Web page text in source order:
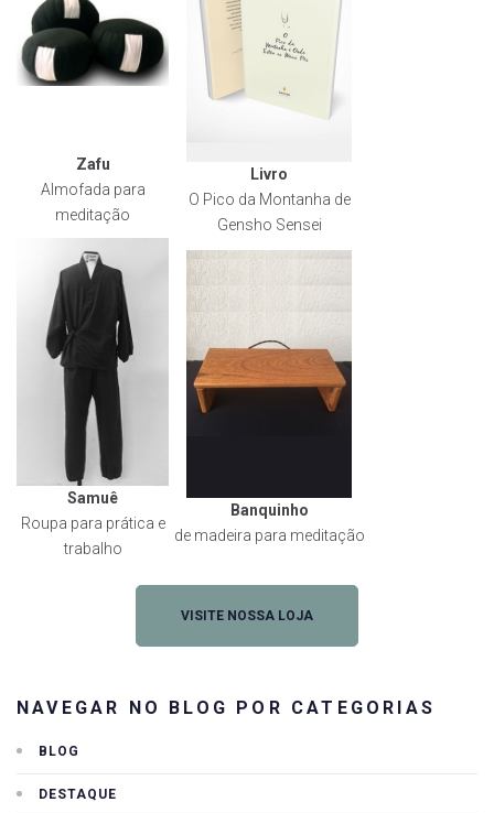
Zafu
Almofada para
meditação
Livro
O Pico da Montanha de
Gensho Sensei
Samuê
Roupa para prática e
trabalho
Banquinho
de madeira para meditação
VISITE NOSSA LOJA
NAVEGAR NO BLOG POR CATEGORIAS
BLOG
DESTAQUE